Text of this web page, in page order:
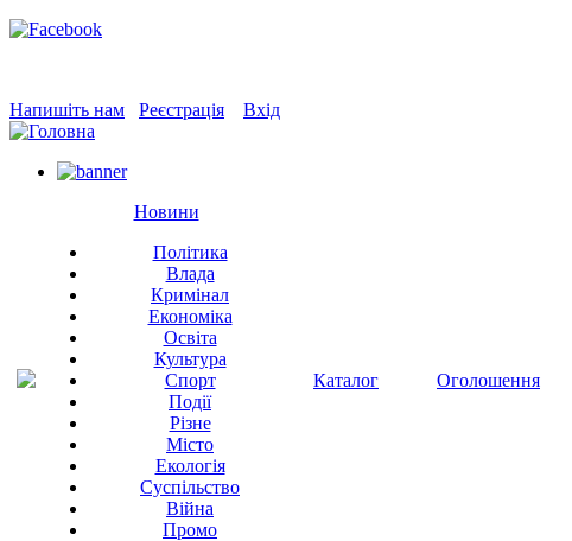
Напишіть нам Реєстрація Вхід
Новини
Політика
Влада
Кримінал
Економіка
Освіта
Культура
Спорт
Події
Різне
Місто
Екологія
Суспільство
Війна
Промо
Каталог Оголошення